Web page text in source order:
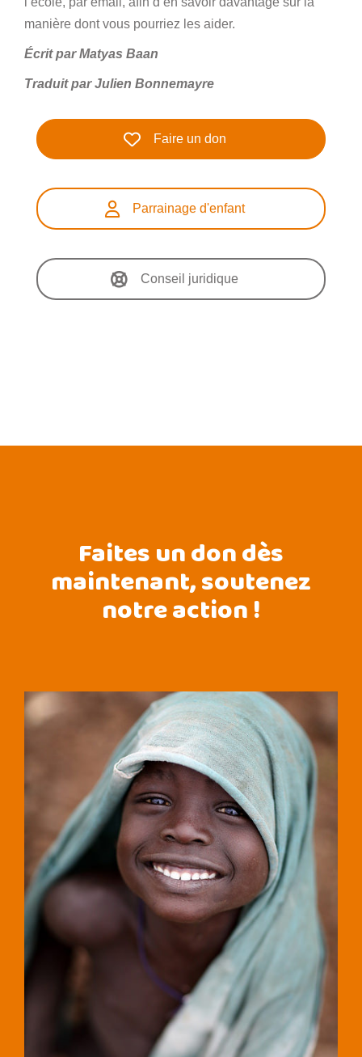
manière dont vous pourriez les aider.
Écrit par Matyas Baan
Traduit par Julien Bonnemayre
Faire un don
Parrainage d'enfant
Conseil juridique
Faites un don dès
maintenant, soutenez
notre action !